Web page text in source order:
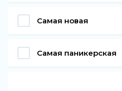
Самая новая
Самая паникерская